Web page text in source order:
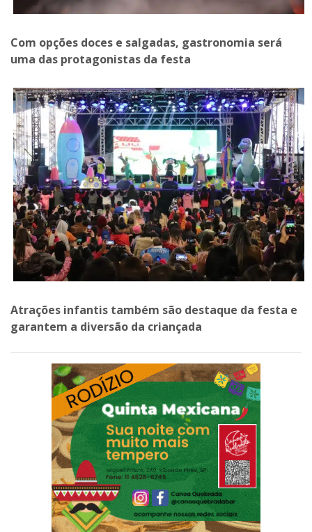
Com opções doces e salgadas, gastronomia será
uma das protagonistas da festa
Atrações infantis também são destaque da festa e
garantem a diversão da criançada